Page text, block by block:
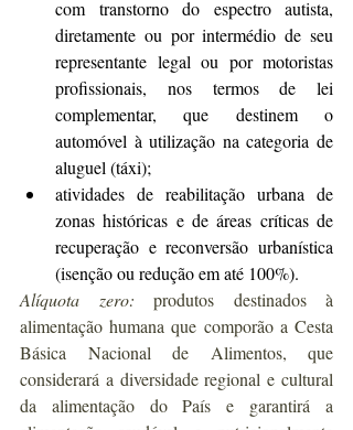
com transtorno do espectro autista,
diretamente ou por intermédio de seu
representante legal ou por motoristas
profissionais, nos termos de lei
complementar, que destinem o
automóvel à utilização na categoria de
aluguel (táxi);
atividades de reabilitação urbana de
zonas históricas e de áreas críticas de
recuperação e reconversão urbanística
(isenção ou redução em até 100%).
Alíquota zero: produtos destinados à
alimentação humana que comporão a Cesta
Básica Nacional de Alimentos, que
considerará a diversidade regional e cultural
da alimentação do País e garantirá a